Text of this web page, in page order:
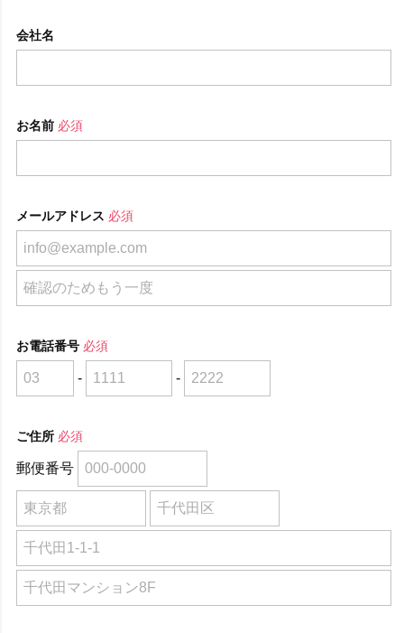
会社名
お名前 必須
メールアドレス 必須
お電話番号 必須
- -
ご住所 必須
郵便番号